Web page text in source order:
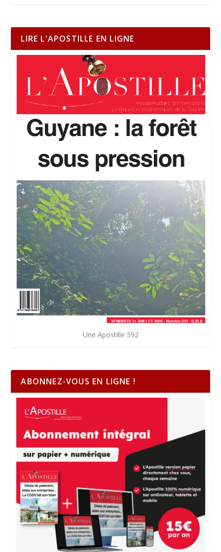
LIRE L'APOSTILLE EN LIGNE
Une Apostille 592
ABONNEZ-VOUS EN LIGNE !